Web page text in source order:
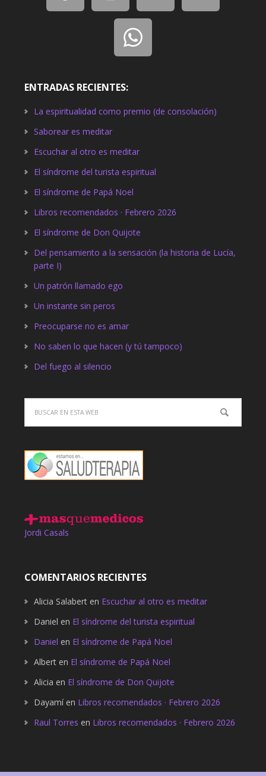
ENTRADAS RECIENTES:
La espiritualidad como premio (de consolación)
Saborear es meditar
Escuchar al otro es meditar
El síndrome del turista espiritual
El síndrome de Papá Noel
Libros recomendados · Febrero 2026
El síndrome de Don Quijote
Del pensamiento a la sensación (la historia de Lucía,
parte I)
Un patrón llamado ego
Un instante sin peros
Preocuparse no es amar
No saben lo que hacen (y tú tampoco)
Del fuego al silencio
Jordi Casals
COMENTARIOS RECIENTES
Alicia Salaberten Escuchar al otro es meditar
Daniel en El síndrome del turista espiritual
Daniel en El síndrome de Papá Noel
Alberten El síndrome de Papá Noel
Alicia en El síndrome de Don Quijote
Dayamíen Libros recomendados · Febrero 2026
Raul Torres en Libros recomendados · Febrero 2026